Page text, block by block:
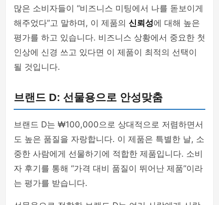
많은 소비자들이 “비즈니스 미팅에서 나를 돋보이게
해주었다”고 말하며, 이 제품의 신뢰성에 대해 높은
평가를 하고 있습니다. 비즈니스 상황에서 중요한 첫
인상에 신경 쓰고 있다면 이 제품이 최적의 선택이
될 것입니다.
브랜드 D: 선물용으로 안성맞춤
브랜드 D는 ₩100,000으로 상대적으로 저렴하면서
도 높은 품질을 자랑합니다. 이 제품은 특별한 날, 소
중한 사람에게 선물하기에 적합한 제품입니다. 소비
자 후기를 통해 “가격 대비 품질이 뛰어난 제품”이라
는 평가를 받습니다.